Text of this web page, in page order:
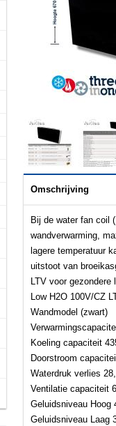
Omschrijving
Bij de water fan coil
wandverwarming,
lagere temperatuur
uitstoot van
LTV voor gezondere
Low H2O 100V/CZ
Wandmodel (zwart)
Koeling capaciteit
Doorstroom
Waterdruk verlies
Ventilatie capaciteit
Geluidsniveau Hoog
Geluidsniveau Laag